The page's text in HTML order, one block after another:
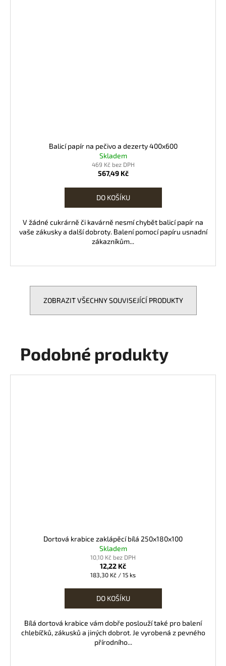
Balicí papír na pečivo a dezerty 400x600
Skladem
469 Kč bez DPH
567,49 Kč
DO KOŠÍKU
V žádné cukrárně či kavárně nesmí chybět balicí papír na
vaše zákusky a další dobroty. Balení pomocí papíru usnadní
zákazníkům...
ZOBRAZIT VŠECHNY SOUVISEJÍCÍ PRODUKTY
Podobné produkty
Dortová krabice zaklápěcí bílá 250x180x100
Skladem
10,10 Kč bez DPH
12,22 Kč
Měrná
183,30 Kč / 15 ks
DO KOŠÍKU
Bílá dortová krabice vám dobře poslouží také pro balení
chlebíčků, zákusků a jiných dobrot. Je vyrobená z pevného
přírodního...